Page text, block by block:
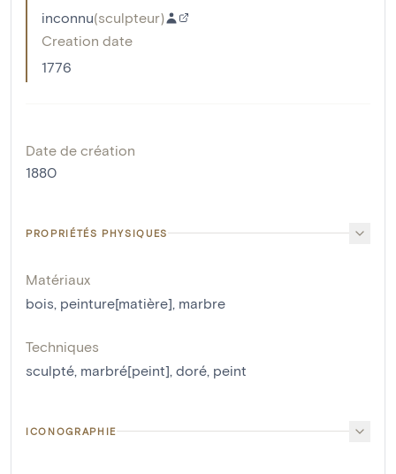
inconnu(sculpteur)
Creation date
1776
Date de création
1880
PROPRIÉTÉS PHYSIQUES
Matériaux
bois peinture[matière] marbre
Techniques
sculpté marbré[peint] doré peint
ICONOGRAPHIE